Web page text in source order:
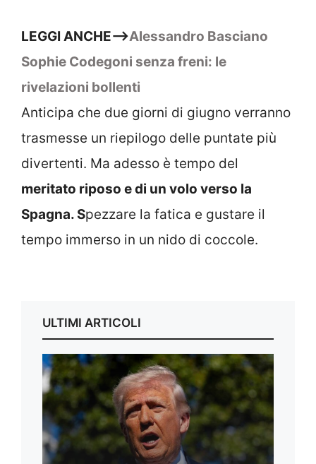
LEGGI ANCHE–>Alessandro Basciano
Sophie Codegoni senza freni: le
rivelazioni bollenti
Anticipa che due giorni di giugno verranno
trasmesse un riepilogo delle puntate più
divertenti. Ma adesso è tempo del
meritato riposo e di un volo verso la
Spagna. Spezzare la fatica e gustare il
tempo immerso in un nido di coccole.
ULTIMI ARTICOLI